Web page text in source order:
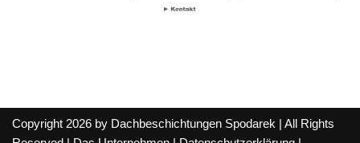
Copyright 2026 by Dachbeschichtungen Spodarek | All Rights